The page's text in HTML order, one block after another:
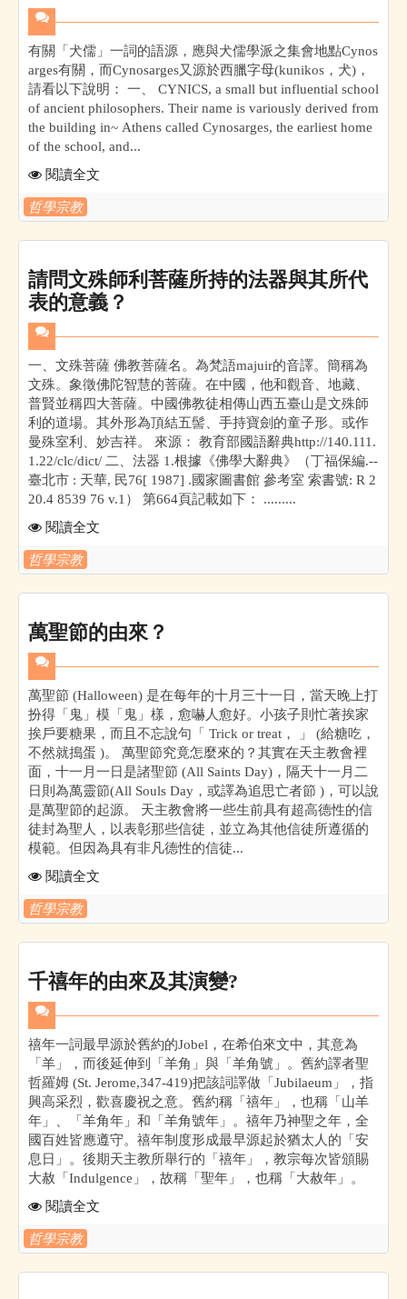
有關「犬儒」一詞的語源，應與犬儒學派之集會地點Cynos
arges有關，而Cynosarges又源於西臘字母(kunikos，犬)，
請看以下說明： 一、 CYNICS, a small but influential school
of ancient philosophers. Their name is variously derived from
the building in~ Athens called Cynosarges, the earliest home
of the school, and...
閱讀全文
哲學宗教
請問文殊師利菩薩所持的法器與其所代
表的意義？
一、文殊菩薩 佛教菩薩名。為梵語majuir的音譯。簡稱為
文殊。象徵佛陀智慧的菩薩。在中國，他和觀音、地藏、
普賢並稱四大菩薩。中國佛教徒相傳山西五臺山是文殊師
利的道場。其外形為頂結五髻、手持寶劍的童子形。或作
曼殊室利、妙吉祥。 來源： 教育部國語辭典http://140.111.
1.22/clc/dict/ 二、法器 1.根據《佛學大辭典》（丁福保編.--
臺北市 : 天華, 民76[ 1987] .國家圖書館 參考室 索書號: R 2
20.4 8539 76 v.1） 第664頁記載如下： .........
閱讀全文
哲學宗教
萬聖節的由來？
萬聖節 (Halloween) 是在每年的十月三十一日，當天晚上打
扮得「鬼」模「鬼」樣，愈嚇人愈好。小孩子則忙著挨家
挨戶要糖果，而且不忘說句「 Trick or treat， 」 (給糖吃，
不然就搗蛋 )。 萬聖節究竟怎麼來的？其實在天主教會裡
面，十一月一日是諸聖節 (All Saints Day)，隔天十一月二
日則為萬靈節(All Souls Day，或譯為追思亡者節 )，可以說
是萬聖節的起源。 天主教會將一些生前具有超高德性的信
徒封為聖人，以表彰那些信徒，並立為其他信徒所遵循的
模範。但因為具有非凡德性的信徒...
閱讀全文
哲學宗教
千禧年的由來及其演變?
禧年一詞最早源於舊約的Jobel，在希伯來文中，其意為
「羊」，而後延伸到「羊角」與「羊角號」。舊約譯者聖
哲羅姆 (St. Jerome,347-419)把該詞譯做「Jubilaeum」，指
興高采烈，歡喜慶祝之意。舊約稱「禧年」，也稱「山羊
年」、「羊角年」和「羊角號年」。禧年乃神聖之年，全
國百姓皆應遵守。禧年制度形成最早源起於猶太人的「安
息日」。後期天主教所舉行的「禧年」，教宗每次皆頒賜
大赦「Indulgence」，故稱「聖年」，也稱「大赦年」。
閱讀全文
哲學宗教